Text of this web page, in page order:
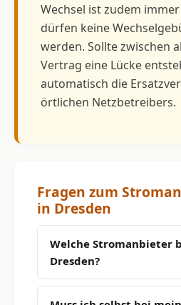
Wechsel ist zudem
dürfen keine
werden. Sollte zwischen
Vertrag eine Lücke
automatisch die
örtlichen Netzbetreibers.
Fragen zum
in Dresden
Welche Stromanbieter
Dresden?